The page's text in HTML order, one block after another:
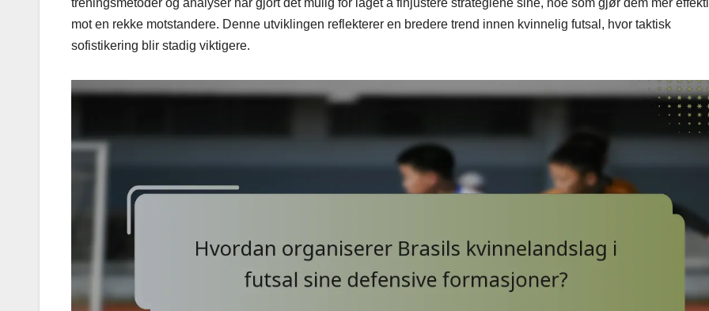
mot en rekke motstandere. Denne utviklingen reflekterer en bredere trend innen kvinnelig futsal, hvor taktisk
sofistikering blir stadig viktigere.